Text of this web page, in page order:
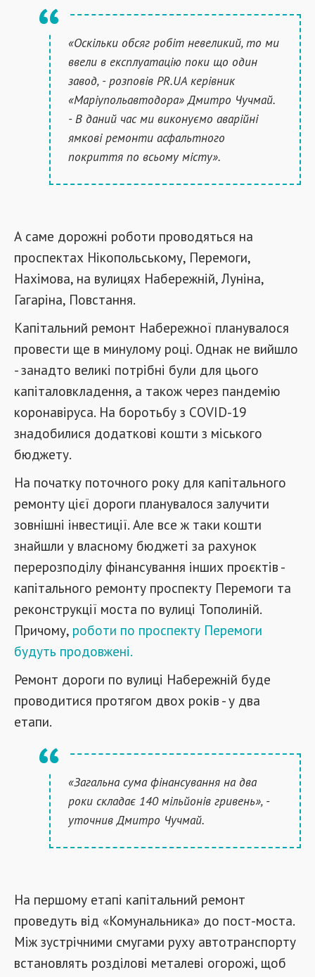
«Оскільки обсяг робіт невеликий, то ми
ввели в експлуатацію поки що один
завод, - розповів PR.UA керівник
«Маріупольавтодора» Дмитро Чучмай.
- В даний час ми виконуємо аварійні
ямкові ремонти асфальтного
покриття по всьому місту».
А саме дорожні роботи проводяться на
проспектах Нікопольському, Перемоги,
Нахімова, на вулицях Набережній, Луніна,
Гагаріна, Повстання.
Капітальний ремонт Набережної планувалося
провести ще в минулому році. Однак не вийшло
- занадто великі потрібні були для цього
капіталовкладення, а також через пандемію
коронавіруса. На боротьбу з COVID-19
знадобилися додаткові кошти з міського
бюджету.
На початку поточного року для капітального
ремонту цієї дороги планувалося залучити
зовнішні інвестиції. Але все ж таки кошти
знайшли у власному бюджеті за рахунок
перерозподілу фінансування інших проєктів -
капітального ремонту проспекту Перемоги та
реконструкції моста по вулиці Тополиній.
Причому, роботи по проспекту Перемоги
будуть продовжені.
Ремонт дороги по вулиці Набережній буде
проводитися протягом двох років - у два
етапи.
«Загальна сума фінансування на два
роки складає 140 мільйонів гривень», -
уточнив Дмитро Чучмай.
На першому етапі капітальний ремонт
проведуть від «Комунальника» до пост-моста.
Між зустрічними смугами руху автотранспорту
встановлять розділові металеві огорожі, щоб